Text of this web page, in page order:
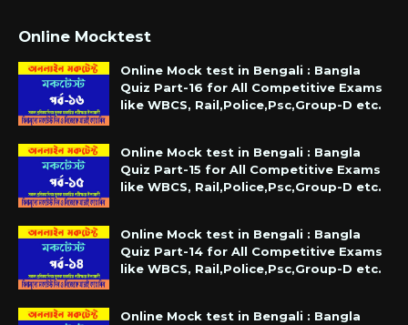
Online Mocktest
Online Mock test in Bengali : Bangla
Quiz Part-16 for All Competitive Exams
like WBCS, Rail,Police,Psc,Group-D etc.
Online Mock test in Bengali : Bangla
Quiz Part-15 for All Competitive Exams
like WBCS, Rail,Police,Psc,Group-D etc.
Online Mock test in Bengali : Bangla
Quiz Part-14 for All Competitive Exams
like WBCS, Rail,Police,Psc,Group-D etc.
Online Mock test in Bengali : Bangla